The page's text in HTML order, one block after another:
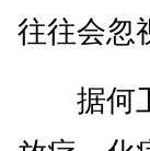
往往会忽
据何卫